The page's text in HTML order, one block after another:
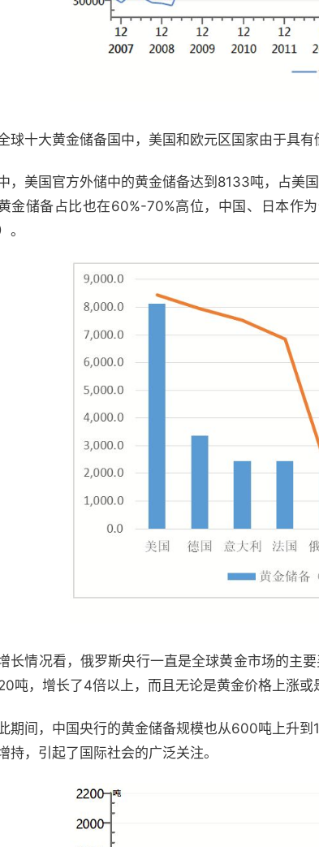
球十大黄金储备国中，美国和欧元区国家由于具
，美国官方外储中的黄金储备达到8133吨，占美
金储备占比也在60%-70%高位，中国、日本作
。
长情况看，俄罗斯央行一直是全球黄金市场的主
吨，增长了4倍以上，而且无论是黄金价格上涨或
期间，中国央行的黄金储备规模也从600吨上升
持，引起了国际社会的广泛关注。